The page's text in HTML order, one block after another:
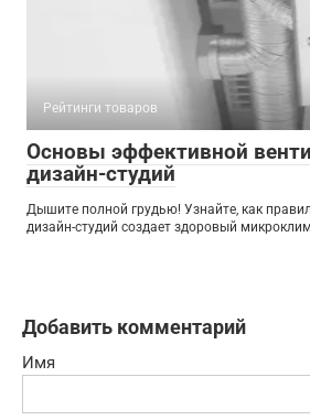
Рейтинги товаров
Основы эффективной
дизайн-студий
Дышите полной грудью! Узнайте, как
дизайн-студий создает здоровый
Добавить комментарий
Имя